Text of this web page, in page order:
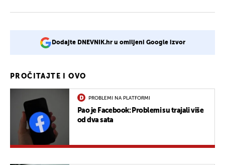
Dodajte DNEVNIK.hr u omiljeni Google izvor
PROČITAJTE I OVO
PROBLEMI NA PLATFORMI
Pao je Facebook: Problemi su trajali više
od dva sata